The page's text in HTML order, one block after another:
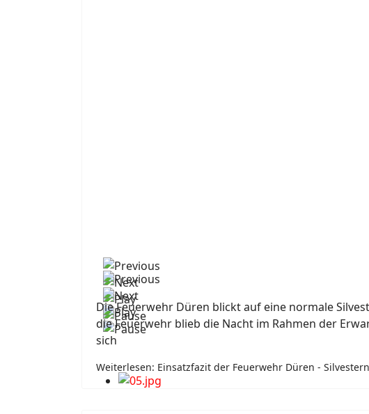
Die Feuerwehr Düren blickt auf eine normale
die Feuerwehr blieb die Nacht im Rahmen der
sich
Weiterlesen: Einsatzfazit der Feuerwehr Düren -